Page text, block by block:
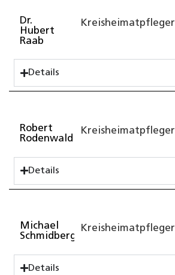
Dr.
Hubert
Raab
Kreisheimatpfleger
Details
Robert
Rodenwald
Kreisheimatpfleger
Details
Michael
Schmidberger
Kreisheimatpfleger
Details